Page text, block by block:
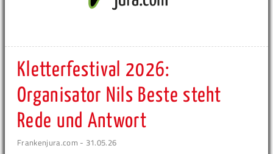
Kletterfestival 2026:
Organisator Nils Beste steht
Rede und Antwort
Frankenjura.com - 31.05.26